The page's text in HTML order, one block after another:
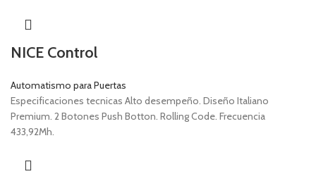
NICE Control
Automatismo para Puertas
Especificaciones tecnicas Alto desempeño. Diseño Italiano
Premium. 2 Botones Push Botton. Rolling Code. Frecuencia
433,92Mh.